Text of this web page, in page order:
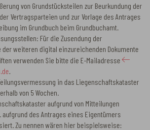
von Grundstücksteilen zur Beurkundung der
Vertragsparteien und zur Vorlage des Antrages
im Grundbuch beim Grundbuchamt.
Für die Zusendung der
der weiteren digital einzureichenden Dokumente
verwenden Sie bitte die E-Mailadresse
in das Liegenschaftskataster
von 5 Wochen.
aufgrund von Mitteilungen
aufgrund des Antrages eines Eigentümers
Zu nennen wären hier beispielsweise: